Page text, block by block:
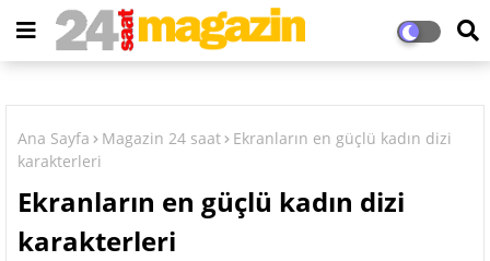
Ana Sayfa Magazin 24 saat
Ekranların en güçlü kadın dizi
karakterleri
Ekranların en güçlü kadın dizi
karakterleri